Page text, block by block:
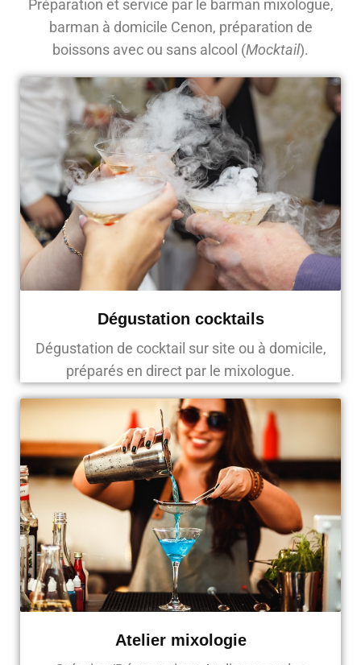
Préparation et service par le barman mixologue,
barman à domicile Cenon, préparation de
boissons avec ou sans alcool (Mocktail).
Dégustation cocktails
Dégustation de cocktail sur site ou à domicile,
préparés en direct par le mixologue.
Atelier mixologie